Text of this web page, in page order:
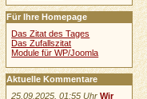
Für Ihre Homepage
Das Zitat des Tages
Das Zufallszitat
Module für WP/Joomla
Aktuelle Kommentare
25.09.2025, 01:55 Uhr Wir